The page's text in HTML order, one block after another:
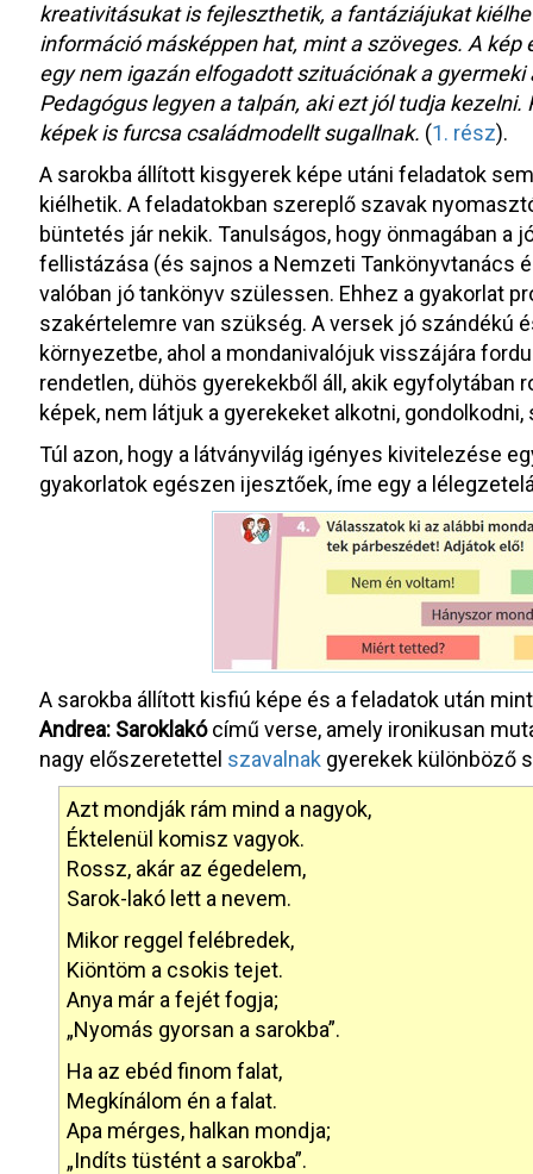
kreativitásukat is fejleszthetik, a fantáziájukat
információ másképpen hat, mint a szöveges. A
egy nem igazán elfogadott szituációnak a
Pedagógus legyen a talpán, aki ezt jól tudja
képek is furcsa családmodellt sugallnak. (1. rész).
A sarokba állított kisgyerek képe utáni feladatok
kiélhetik. A feladatokban szereplő szavak
büntetés jár nekik. Tanulságos, hogy önmagában a
fellistázása (és sajnos a Nemzeti Tankönyvtanács
valóban jó tankönyv szülessen. Ehhez a gyakorlat
szakértelemre van szükség. A versek jó szándékú
környezetbe, ahol a mondanivalójuk visszájára
rendetlen, dühös gyerekekből áll, akik
képek, nem látjuk a gyerekeket alkotni, gondolkodni,
Túl azon, hogy a látványvilág igényes kivitelezése
gyakorlatok egészen ijesztőek, íme egy a
A sarokba állított kisfiú képe és a feladatok után
Andrea: Saroklakócímű verse, amely ironikusan
nagy előszeretettel szavalnak gyerekek különböző
Azt mondják rám mind a nagyok,
Éktelenül komisz vagyok.
Rossz, akár az égedelem,
Sarok-lakó lett a nevem.
Mikor reggel felébredek,
Kiöntöm a csokis tejet.
Anya már a fejét fogja;
„Nyomás gyorsan a sarokba”.
Ha az ebéd finom falat,
Megkínálom én a falat.
Apa mérges, halkan mondja;
„Indíts tüstént a sarokba”.